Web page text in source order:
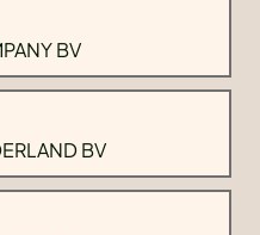
BV
BV